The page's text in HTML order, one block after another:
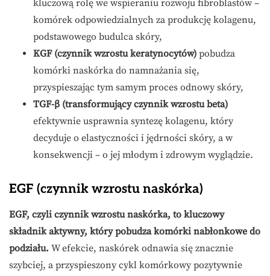
kluczową rolę we wspieraniu rozwoju fibroblastów –
komórek odpowiedzialnych za produkcję kolagenu,
podstawowego budulca skóry,
KGF (czynnik wzrostu keratynocytów) pobudza
komórki naskórka do namnażania się,
przyspieszając tym samym proces odnowy skóry,
TGF-β (transformujący czynnik wzrostu beta)
efektywnie usprawnia syntezę kolagenu, który
decyduje o elastyczności i jędrności skóry, a w
konsekwencji – o jej młodym i zdrowym wyglądzie.
EGF (czynnik wzrostu naskórka)
EGF, czyli czynnik wzrostu naskórka, to kluczowy
składnik aktywny, który pobudza komórki nabłonkowe do
podziału. W efekcie, naskórek odnawia się znacznie
szybciej, a przyspieszony cykl komórkowy pozytywnie